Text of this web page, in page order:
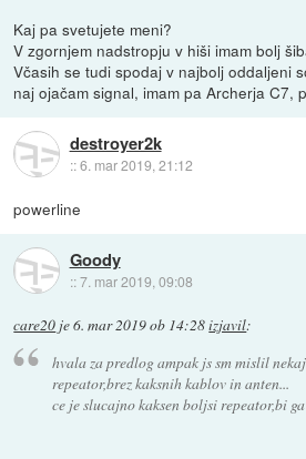
Kaj pa svetujete meni?
V zgornjem nadstropju v hiši imam bolj
Včasih se tudi spodaj v najbolj oddaljeni
naj ojačam signal, imam pa Archerja C7,
destroyer2k
::6. mar 2019, 21:12
powerline
Goody
::7. mar 2019, 09:08
care20 je6. mar 2019 ob 14:28izjavil:
hvala za predlog ampak js sm mislil
repeator,brez kaksnih kablov in anten...
ce je slucajno kaksen boljsi repeator,bi